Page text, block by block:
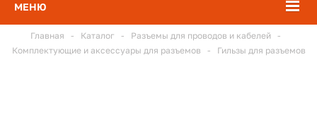
МЕНЮ
Главная - Каталог - Разъемы для проводов и кабелей
-
Комплектующие и аксессуары для разъемов
- Гильзы для разъемов